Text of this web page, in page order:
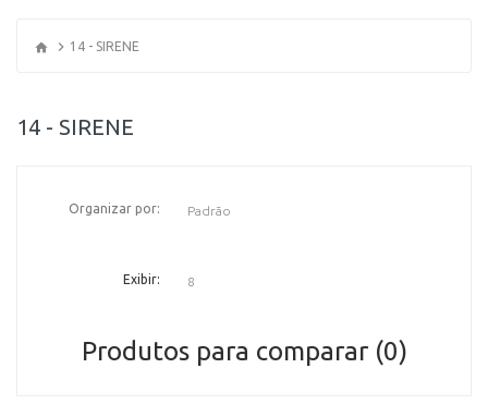
14 - SIRENE
14 - SIRENE
Organizar por:
Exibir:
Produtos para comparar (0)